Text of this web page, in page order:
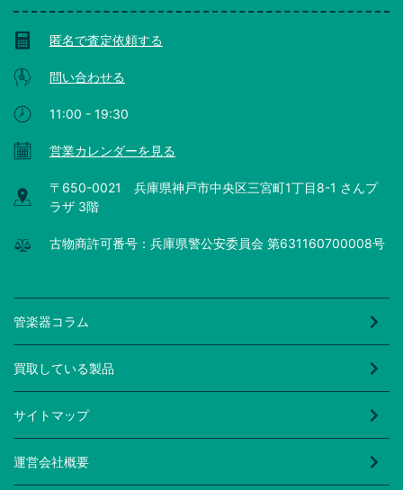
匿名で査定依頼する
問い合わせる
11:00 - 19:30
営業カレンダーを見る
〒650-0021 兵庫県神戸市中央区三宮町1丁目8-1 さんプ
ラザ 3階
古物商許可番号：兵庫県警公安委員会 第631160700008号
管楽器コラム
買取している製品
サイトマップ
運営会社概要